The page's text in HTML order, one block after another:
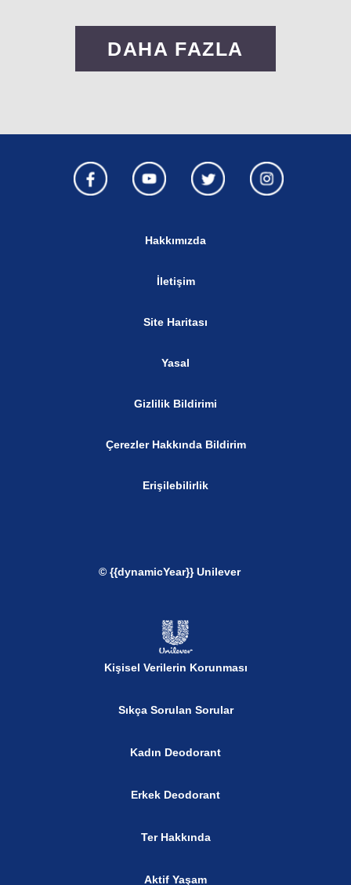
DAHA FAZLA
Hakkımızda
İletişim
Site Haritası
Yasal
Gizlilik Bildirimi
Çerezler Hakkında Bildirim
Erişilebilirlik
Kişisel Verilerin Korunması
Sıkça Sorulan Sorular
Kadın Deodorant
Erkek Deodorant
Ter Hakkında
Aktif Yaşam
© {{dynamicYear}} Unilever